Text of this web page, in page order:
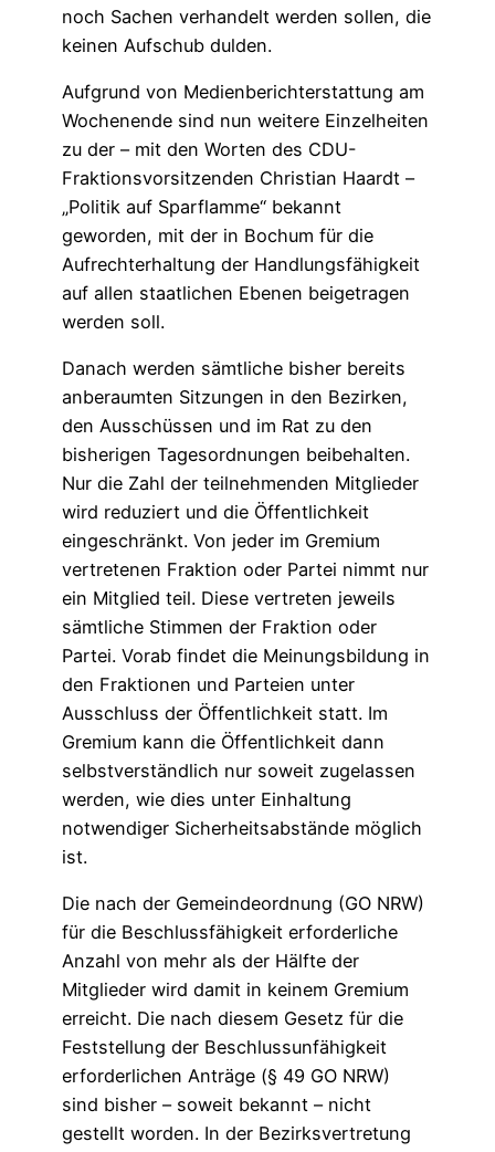
noch Sachen verhandelt werden sollen, die
keinen Aufschub dulden.
Aufgrund von Medienberichterstattung am
Wochenende sind nun weitere Einzelheiten
zu der – mit den Worten des CDU-
Fraktionsvorsitzenden Christian Haardt –
„Politik auf Sparflamme“ bekannt
geworden, mit der in Bochum für die
Aufrechterhaltung der Handlungsfähigkeit
auf allen staatlichen Ebenen beigetragen
werden soll.
Danach werden sämtliche bisher bereits
anberaumten Sitzungen in den Bezirken,
den Ausschüssen und im Rat zu den
bisherigen Tagesordnungen beibehalten.
Nur die Zahl der teilnehmenden Mitglieder
wird reduziert und die Öffentlichkeit
eingeschränkt. Von jeder im Gremium
vertretenen Fraktion oder Partei nimmt nur
ein Mitglied teil. Diese vertreten jeweils
sämtliche Stimmen der Fraktion oder
Partei. Vorab findet die Meinungsbildung in
den Fraktionen und Parteien unter
Ausschluss der Öffentlichkeit statt. Im
Gremium kann die Öffentlichkeit dann
selbstverständlich nur soweit zugelassen
werden, wie dies unter Einhaltung
notwendiger Sicherheitsabstände möglich
ist.
Die nach der Gemeindeordnung (GO NRW)
für die Beschlussfähigkeit erforderliche
Anzahl von mehr als der Hälfte der
Mitglieder wird damit in keinem Gremium
erreicht. Die nach diesem Gesetz für die
Feststellung der Beschlussunfähigkeit
erforderlichen Anträge (§ 49 GO NRW)
sind bisher – soweit bekannt – nicht
gestellt worden. In der Bezirksvertretung